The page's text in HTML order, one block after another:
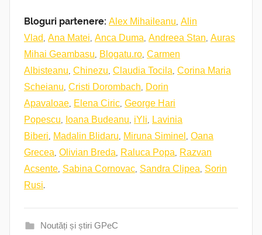
Bloguri partenere: Alex Mihaileanu, Alin
Vlad, Ana Matei, Anca Duma, Andreea Stan, Auras
Mihai Geambasu, Blogatu.ro, Carmen
Albisteanu, Chinezu, Claudia Tocila, Corina Maria
Scheianu, Cristi Dorombach, Dorin
Apavaloae, Elena Ciric, George Hari
Popescu, Ioana Budeanu, iYli, Lavinia
Biberi, Madalin Blidaru, Miruna Siminel , Oana
Grecea, Olivian Breda, Raluca Popa, Razvan
Acsente, Sabina Cornovac, Sandra Clipea, Sorin
Rusi.
Noutăți și știri GPeC